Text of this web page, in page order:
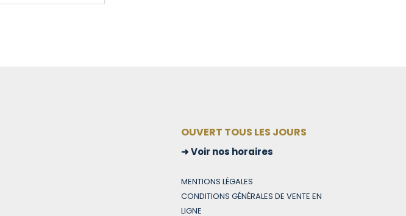
OUVERT TOUS LES JOURS
Voir nos horaires
MENTIONS LÉGALES
CONDITIONS GÉNÉRALES DE VENTE EN
LIGNE